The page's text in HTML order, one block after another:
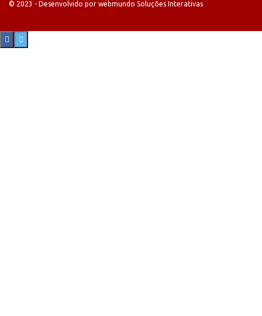
© 2023 - Desenvolvido por webmundo Soluções Interativas